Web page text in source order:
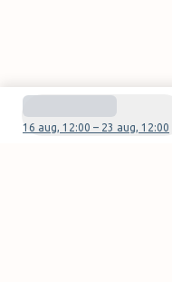
16 aug, 12:00 – 23 aug, 12:00